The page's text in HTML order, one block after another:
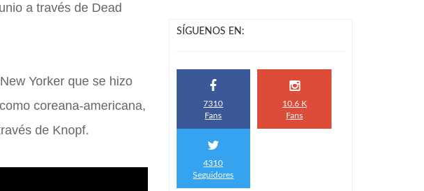
a través de Dead
Yorker que se hizo
coreana-americana,
de Knopf.
SÍGUENOS EN:
7310
Fans
10.6 K
Fans
4310
Seguidores